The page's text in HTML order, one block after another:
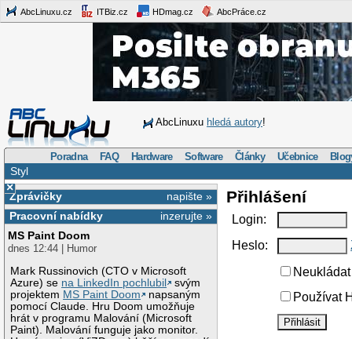
AbcLinuxu.cz ITBiz.cz HDmag.cz AbcPráce.cz
AbcLinuxu hledá autory!
Poradna FAQ Hardware Software Články Učebnice
Styl
×
napište »
Zprávičky
inzerujte »
Pracovní nabídky
MS Paint Doom
dnes 12:44 | Humor
Mark Russinovich (CTO v Microsoft
Azure) se na LinkedIn pochlubil
svým
projektem MS Paint Doom
napsaným
pomocí Claude. Hru Doom umožňuje
hrát v programu Malování (Microsoft
Paint). Malování funguje jako monitor.
Přihlášení
Login:
Heslo:
Používat